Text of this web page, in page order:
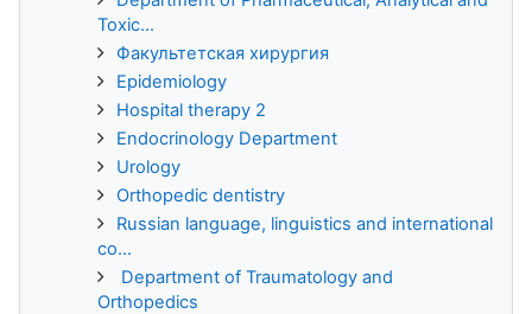
Toxic...
Факультетская хирургия
Epidemiology
Hospital therapy 2
Endocrinology Department
Urology
Orthopedic dentistry
Russian language, linguistics and international
co...
Department of Traumatology and
Orthopedics